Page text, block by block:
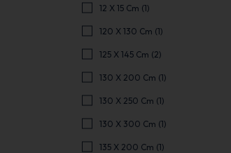
12 X 15 Cm (1)
120 X 130 Cm (1)
125 X 145 Cm (2)
130 X 200 Cm (1)
130 X 250 Cm (1)
130 X 300 Cm (1)
135 X 200 Cm (1)